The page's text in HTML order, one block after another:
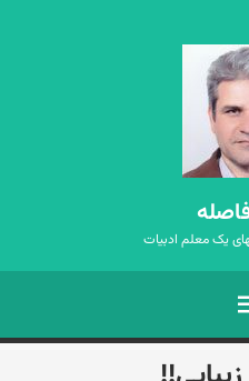
یک معلم ادبیات
فهرست